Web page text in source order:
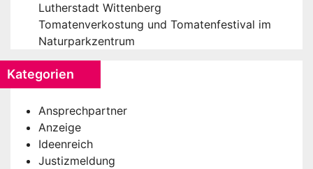
Lutherstadt Wittenberg
Tomatenverkostung und Tomatenfestival im
Naturparkzentrum
Kategorien
Ansprechpartner
Anzeige
Ideenreich
Justizmeldung